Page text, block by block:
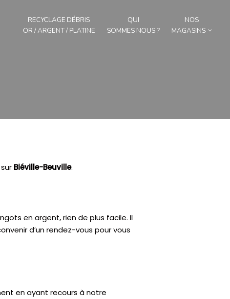
RECYCLAGE DÉBRIS
OR / ARGENT / PLATINE
QUI
SOMMES NOUS ?
NOS
MAGASINS
sur Biéville-Beuville.
en argent, rien de plus facile. Il
d’un rendez-vous pour vous
en ayant recours à notre